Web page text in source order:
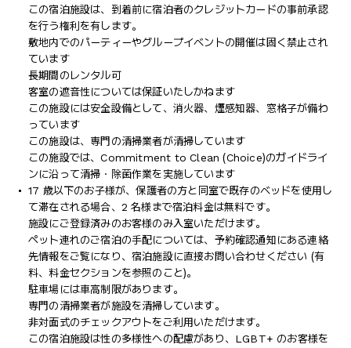
この宿泊施設は、到着前に宿泊者のクレジットカードの事前承認
を行う権利を有します。
敷地内でのパーティーやグループイベントの開催は固く禁止され
ています
長期間のレンタル可
客室の遮音性については保証いたしかねます
この施設には安全設備として、消火器、煙感知器、窓格子が備わ
っています
この施設は、専門の清掃業者が清掃しています
この施設では、Commitment to Clean (Choice)のガイドライ
ンに沿って清掃・除菌作業を実施しています
17 歳以下のお子様が、保護者の方と同室で既存のベッドを使用し
て滞在される場合、2 名様まで宿泊料金は無料です。
施設にご登録済みのお客様のみ入室いただけます。
ペット連れのご宿泊の手配については、予約確認通知にある連絡
先情報をご覧になり、宿泊施設に直接お問い合わせください (有
料、料金セクションを参照のこと)。
駐車場には車高制限があります。
専門の清掃業者が施設を清掃しています。
非対面式のチェックアウトをご利用いただけます。
この宿泊施設は性の多様性への配慮があり、LGBT+ のお客様を